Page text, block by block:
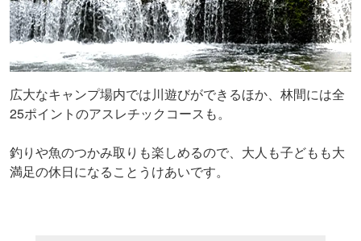
広大なキャンプ場内では川遊びができるほか、林間には全
25ポイントのアスレチックコースも。
釣りや魚のつかみ取りも楽しめるので、大人も子どもも大
満足の休日になることうけあいです。